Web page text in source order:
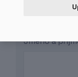
Jméno a